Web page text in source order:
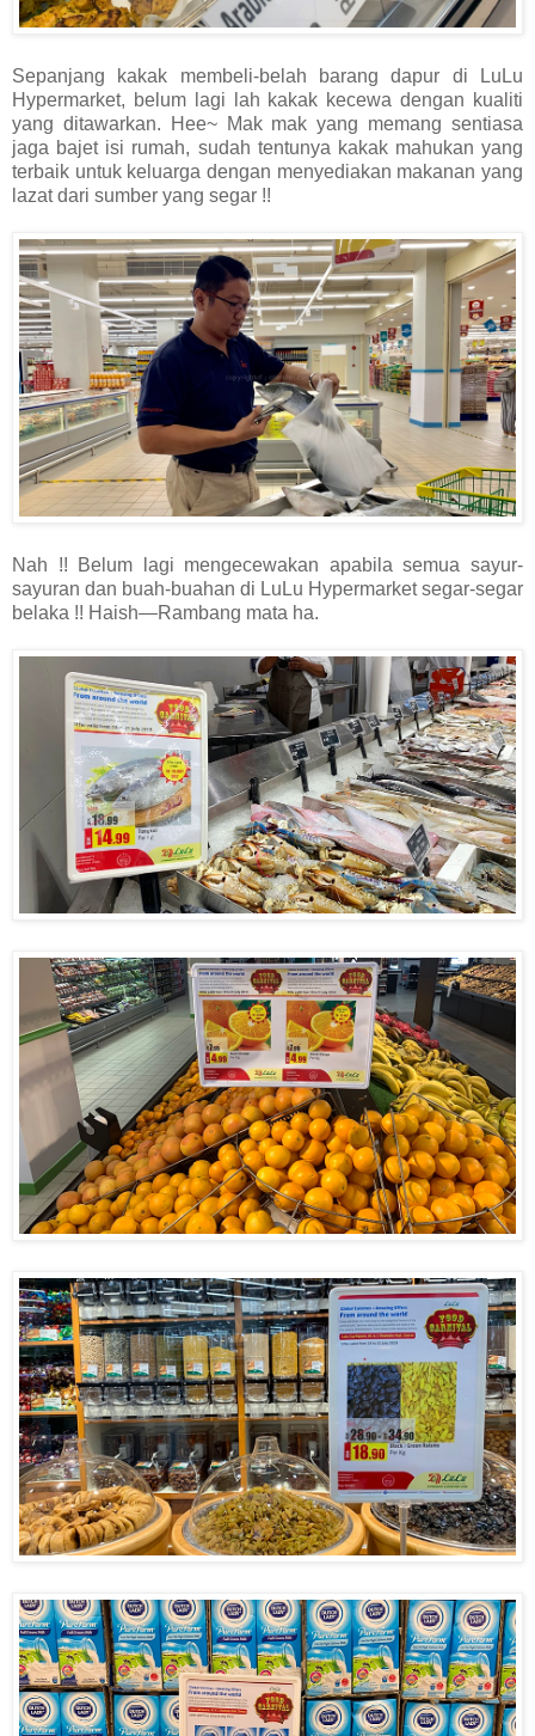
Sepanjang kakak membeli-belah barang dapur di LuLu
Hypermarket, belum lagi lah kakak kecewa dengan kualiti
yang ditawarkan. Hee~ Mak mak yang memang sentiasa
jaga bajet isi rumah, sudah tentunya kakak mahukan yang
terbaik untuk keluarga dengan menyediakan makanan yang
lazat dari sumber yang segar !!
Nah !! Belum lagi mengecewakan apabila semua sayur-
sayuran dan buah-buahan di LuLu Hypermarket segar-segar
belaka !! Haish—Rambang mata ha.